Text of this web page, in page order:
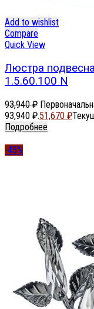
Add to wishlist
Compare
Quick View
Люстра
1.5.60.100 N
93,940₽
93,940 ₽.51,670 ₽
Подробнее
-45%